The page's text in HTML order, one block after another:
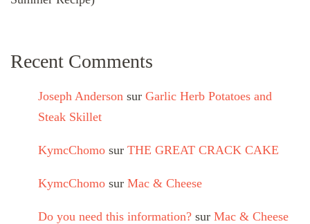
Recent Comments
Joseph Anderson sur Garlic Herb Potatoes and
Steak Skillet
KymcChomo sur THE GREAT CRACK CAKE
KymcChomo sur Mac & Cheese
Do you need this information? sur Mac & Cheese